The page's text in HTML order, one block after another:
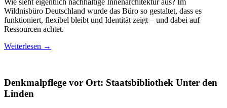
Wildnisbüro Deutschland wurde das Büro so gestaltet, dass es
funktioniert, flexibel bleibt und Identität zeigt – und dabei auf
Ressourcen achtet.
Weiterlesen →
Denkmalpflege vor Ort: Staatsbibliothek Unter den
Linden